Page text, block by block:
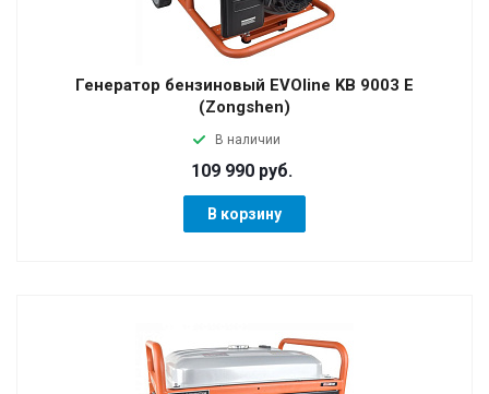
Генератор бензиновый EVOline KB 9003 E
(Zongshen)
В наличии
109 990 руб.
В корзину